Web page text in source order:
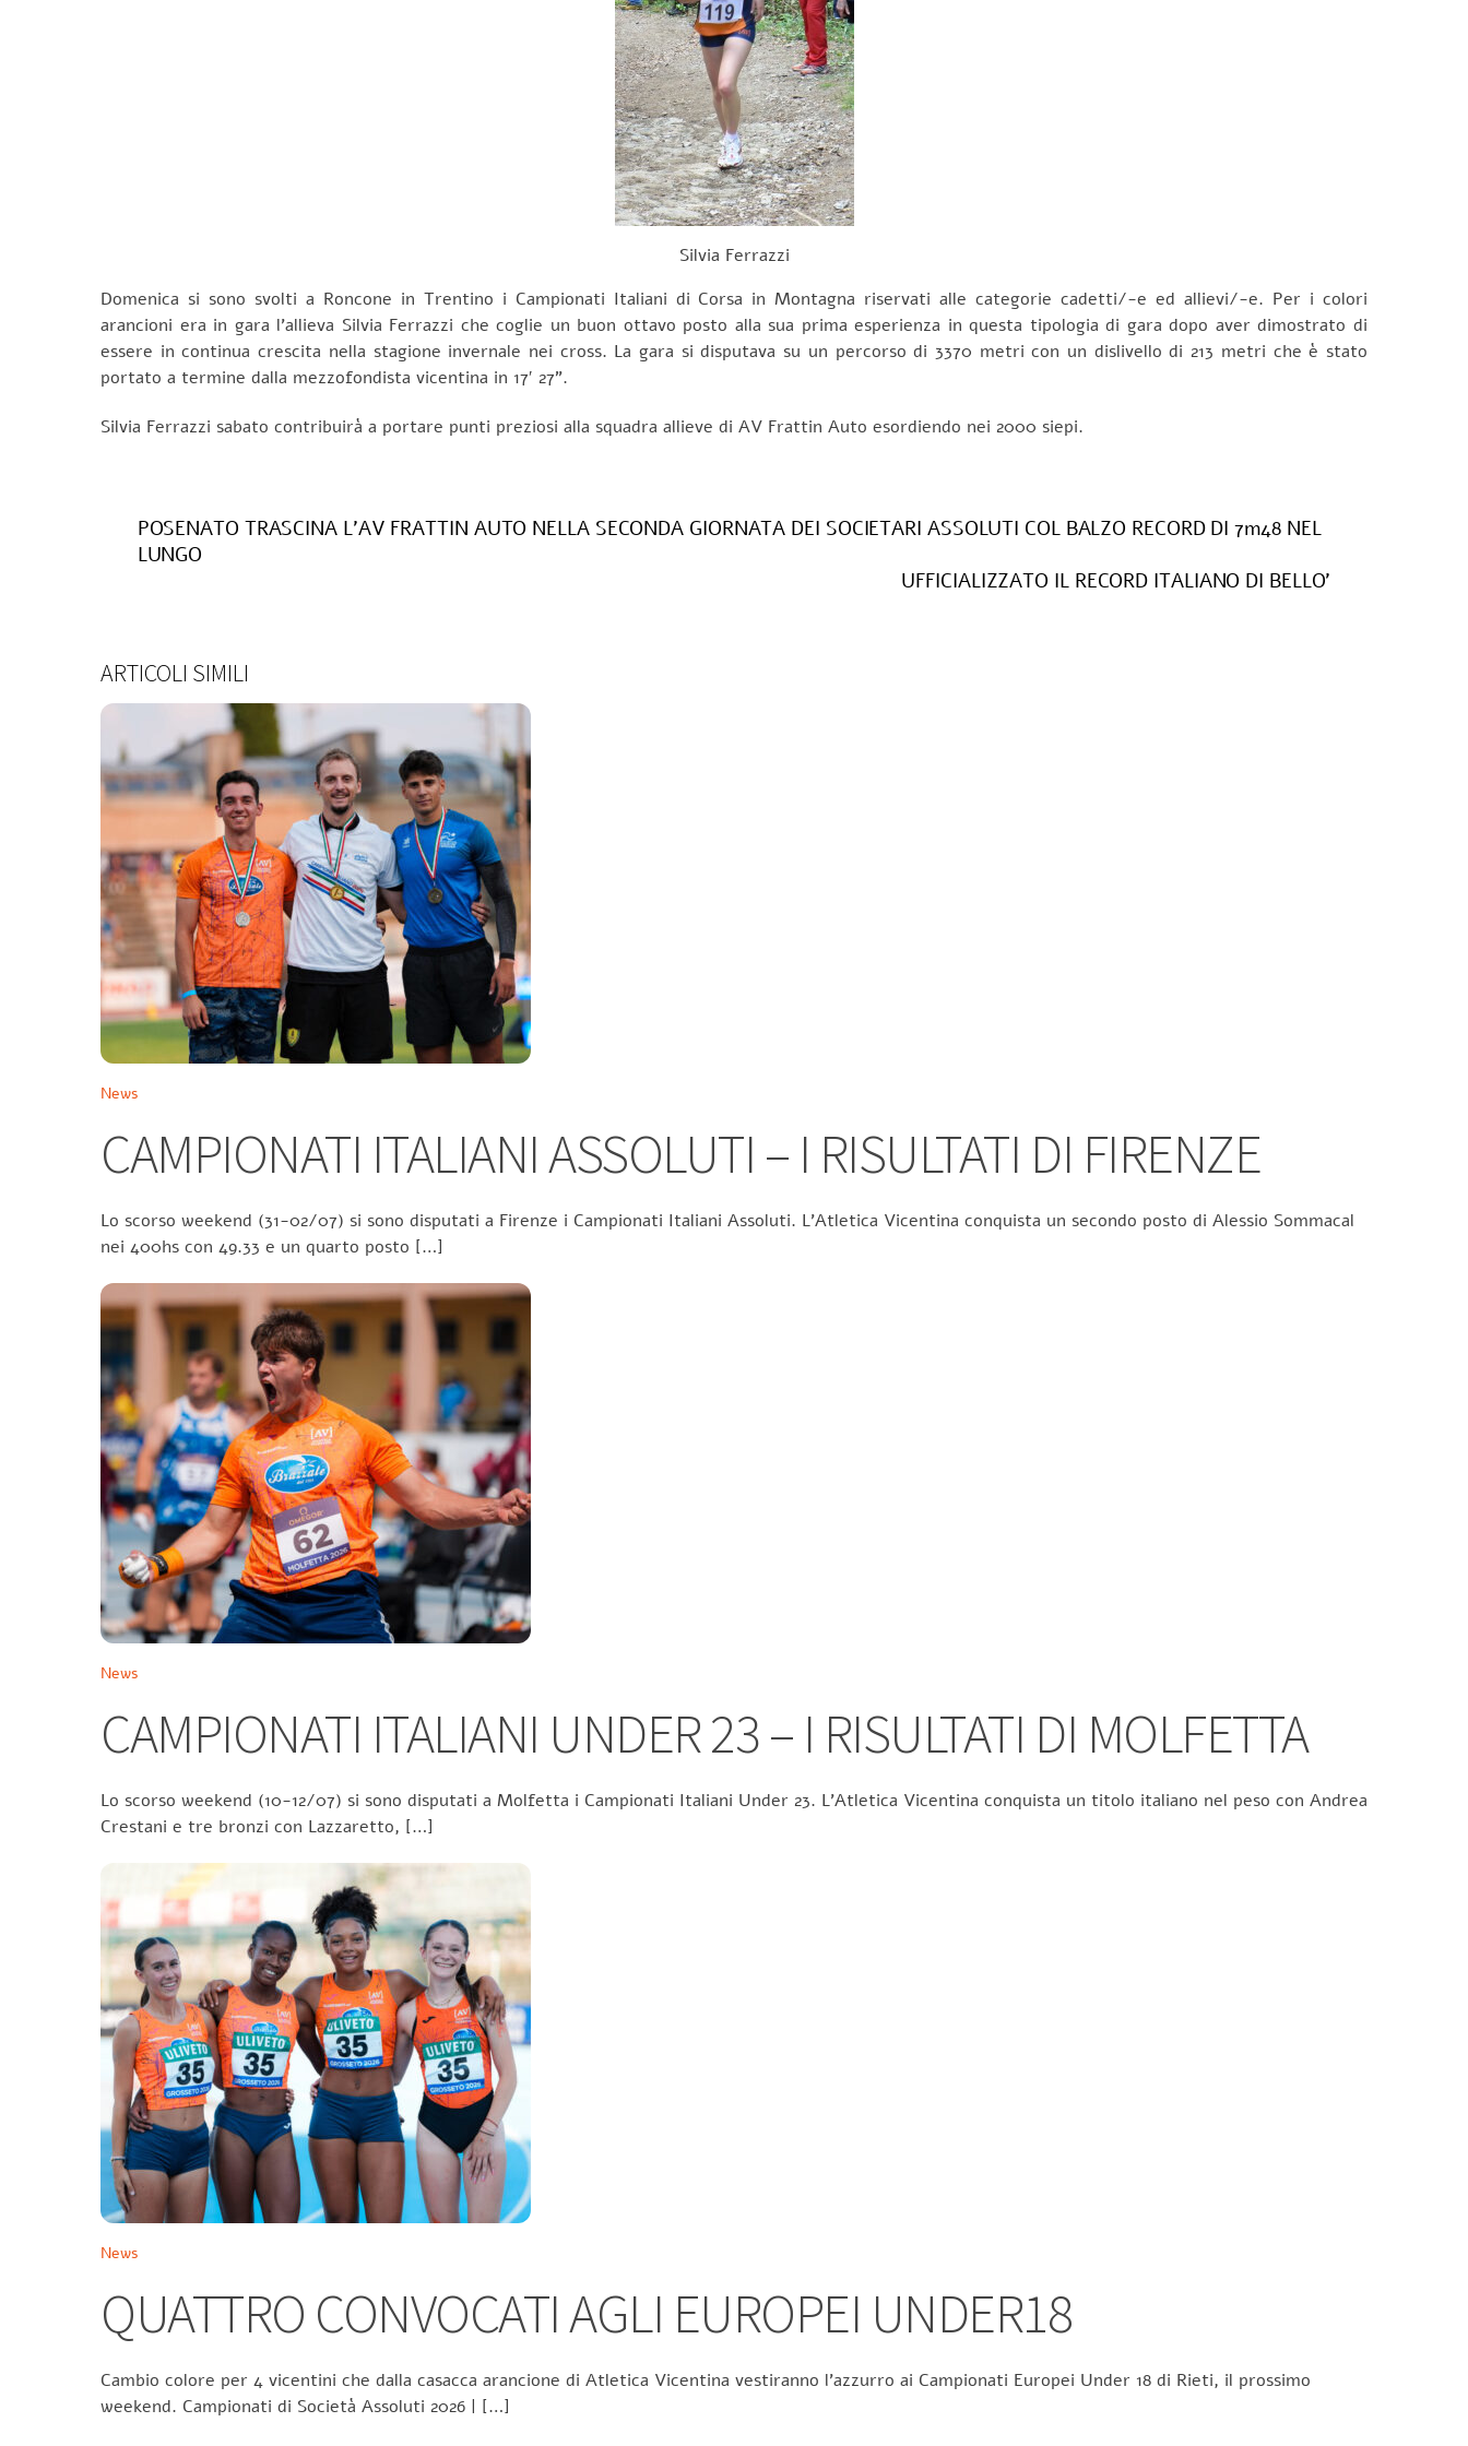
Silvia Ferrazzi
Domenica si sono svolti a Roncone in Trentino i Campionati Italiani di Corsa in Montagna riservati alle categorie cadetti/-e ed allievi/-e. Per i colori
arancioni era in gara l’allieva Silvia Ferrazzi che coglie un buon ottavo posto alla sua prima esperienza in questa tipologia di gara dopo aver dimostrato di
essere in continua crescita nella stagione invernale nei cross. La gara si disputava su un percorso di 3370 metri con un dislivello di 213 metri che è stato
portato a termine dalla mezzofondista vicentina in 17′ 27”.
Silvia Ferrazzi sabato contribuirà a portare punti preziosi alla squadra allieve di AV Frattin Auto esordiendo nei 2000 siepi.
POSENATO TRASCINA L’AV FRATTIN AUTO NELLA SECONDA GIORNATA DEI SOCIETARI ASSOLUTI COL BALZO RECORD DI 7m48 NEL
LUNGO
UFFICIALIZZATO IL RECORD ITALIANO DI BELLO’
ARTICOLI SIMILI
News
CAMPIONATI ITALIANI ASSOLUTI – I RISULTATI DI FIRENZE
Lo scorso weekend (31-02/07) si sono disputati a Firenze i Campionati Italiani Assoluti. L’Atletica Vicentina conquista un secondo posto di Alessio Sommacal
nei 400hs con 49.33 e un quarto posto […]
News
CAMPIONATI ITALIANI UNDER 23 – I RISULTATI DI MOLFETTA
Lo scorso weekend (10-12/07) si sono disputati a Molfetta i Campionati Italiani Under 23. L’Atletica Vicentina conquista un titolo italiano nel peso con Andrea
Crestani e tre bronzi con Lazzaretto, […]
News
QUATTRO CONVOCATI AGLI EUROPEI UNDER18
Cambio colore per 4 vicentini che dalla casacca arancione di Atletica Vicentina vestiranno l’azzurro ai Campionati Europei Under 18 di Rieti, il prossimo
weekend. Campionati di Società Assoluti 2026 | […]